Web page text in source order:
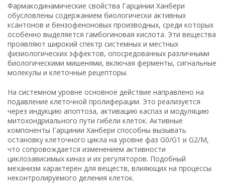
Фармакодинамические свойства Гарцинии Ханбери
обусловлены содержанием биологически активных
ксантонов и бензофеноновых производных, среди которых
особенно выделяется гамбогиновая кислота. Эти вещества
проявляют широкий спектр системных и местных
физиологических эффектов, опосредованных различными
биологическими мишенями, включая ферменты, сигнальные
молекулы и клеточные рецепторы.
На системном уровне основное действие направлено на
подавление клеточной пролиферации. Это реализуется
через индукцию апоптоза, активацию каспаз и модуляцию
митохондриального пути гибели клеток. Активные
компоненты Гарцинии Ханбери способны вызывать
остановку клеточного цикла на уровне фаз G0/G1 и G2/M,
что сопровождается изменением активности
циклозависимых киназ и их регуляторов. Подобный
механизм характерен для веществ, влияющих на процессы
неконтролируемого деления клеток.